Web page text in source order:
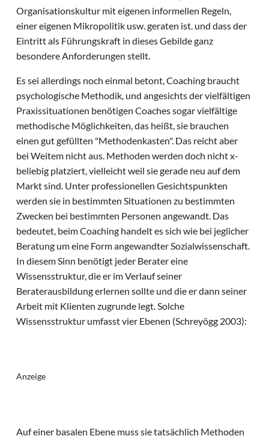
Organisationskultur mit eigenen informellen Regeln,
einer eigenen Mikropolitik usw. geraten ist. und dass der
Eintritt als Führungskraft in dieses Gebilde ganz
besondere Anforderungen stellt.
Es sei allerdings noch einmal betont, Coaching braucht
psychologische Methodik, und angesichts der vielfältigen
Praxissituationen benötigen Coaches sogar vielfältige
methodische Möglichkeiten, das heißt, sie brauchen
einen gut gefüllten "Methodenkasten". Das reicht aber
bei Weitem nicht aus. Methoden werden doch nicht x-
beliebig platziert, vielleicht weil sie gerade neu auf dem
Markt sind. Unter professionellen Gesichtspunkten
werden sie in bestimmten Situationen zu bestimmten
Zwecken bei bestimmten Personen angewandt. Das
bedeutet, beim Coaching handelt es sich wie bei jeglicher
Beratung um eine Form angewandter Sozialwissenschaft.
In diesem Sinn benötigt jeder Berater eine
Wissensstruktur, die er im Verlauf seiner
Beraterausbildung erlernen sollte und die er dann seiner
Arbeit mit Klienten zugrunde legt. Solche
Wissensstruktur umfasst vier Ebenen (Schreyögg 2003):
Anzeige
Auf einer basalen Ebene muss sie tatsächlich Methoden